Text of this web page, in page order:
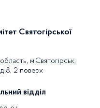
Святогірської
м.Святогірськ,
2 поверх
відділ